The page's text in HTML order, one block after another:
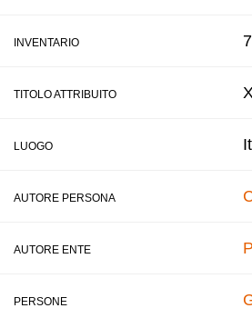
INVENTARIO
TITOLO ATTRIBUITO
LUOGO
AUTORE PERSONA
AUTORE ENTE
PERSONE